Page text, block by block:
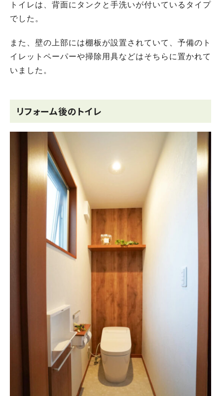
トイレは、背面にタンクと手洗いが付いているタイプ
でした。
また、壁の上部には棚板が設置されていて、予備のト
イレットペーパーや掃除用具などはそちらに置かれて
いました。
リフォーム後のトイレ